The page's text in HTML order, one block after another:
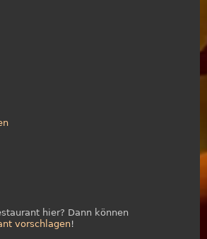
hier? Dann können
vorschlagen!